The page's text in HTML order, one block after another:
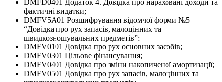
DMFD0401 Додаток 4. Довідка про нараховані доходи та
фактичні видатки;
DMFV5A01 Розшифрування відомчої форми №5
“Довідка про рух запасів, малоцінних та
швидкозношувальних предметів”;
DMFV0101 Довідка про рух основних засобів;
DMFV0301 Цільове фінансування;
DMFV0401 Довідка про зміни накопиченої амортизації;
DMFV0501 Довідка про рух запасів, малоцінних та